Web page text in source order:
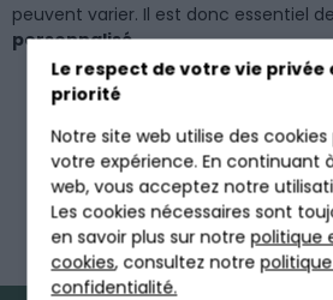
Le respect de votre vie privée
priorité
Notre site web utilise des
votre expérience. En continuant
web, vous acceptez notre
Les cookies nécessaires sont
en savoir plus sur notrepolitique
cookies, consultez notre
confidentialité.
peuvent varier. Il est donc essentiel de
personnalisé.
Rendez-vous sur notre page dédiée
Ou :
Demander un